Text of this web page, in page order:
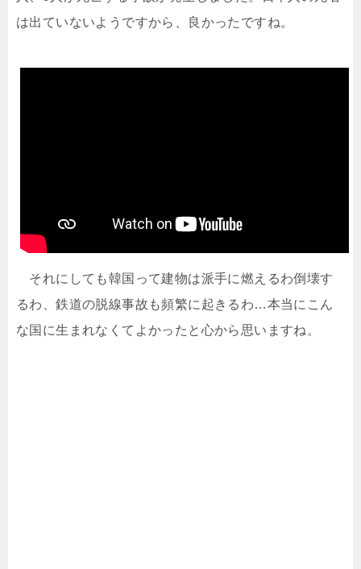
は出ていないようですから、良かったですね。
それにしても韓国って建物は派手に燃えるわ倒壊す
るわ、鉄道の脱線事故も頻繁に起きるわ…本当にこん
な国に生まれなくてよかったと心から思いますね。